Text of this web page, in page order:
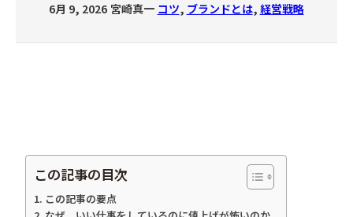
6月 9, 2026 宮崎真一 コツ, ブランドとは, 経営戦略
この記事の目次
この記事の要点